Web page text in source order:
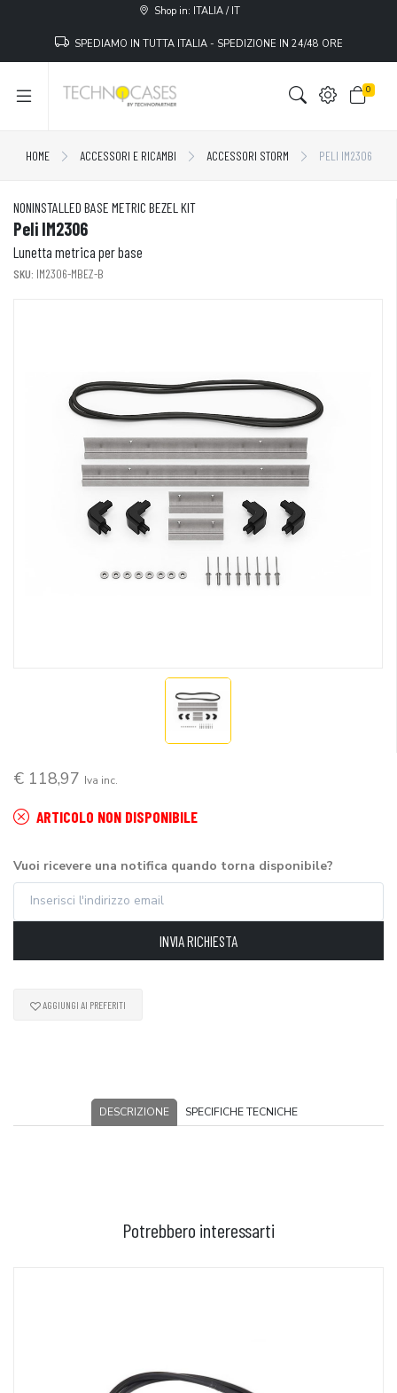
Shop in: ITALIA / IT
SPEDIAMO IN TUTTA ITALIA - SPEDIZIONE IN 24/48 ORE
0
HOME ACCESSORI E RICAMBI ACCESSORI STORM PELI IM2306
NONINSTALLED BASE METRIC BEZEL KIT
Peli IM2306
Lunetta metrica per base
SKU: IM2306-MBEZ-B
€ 118,97 Iva inc.
ARTICOLO NON DISPONIBILE
Vuoi ricevere una notifica quando torna disponibile?
INVIA RICHIESTA
AGGIUNGI AI PREFERITI
DESCRIZIONE SPECIFICHE TECNICHE
Potrebbero interessarti
AGGIUNGI AL CARRELLO